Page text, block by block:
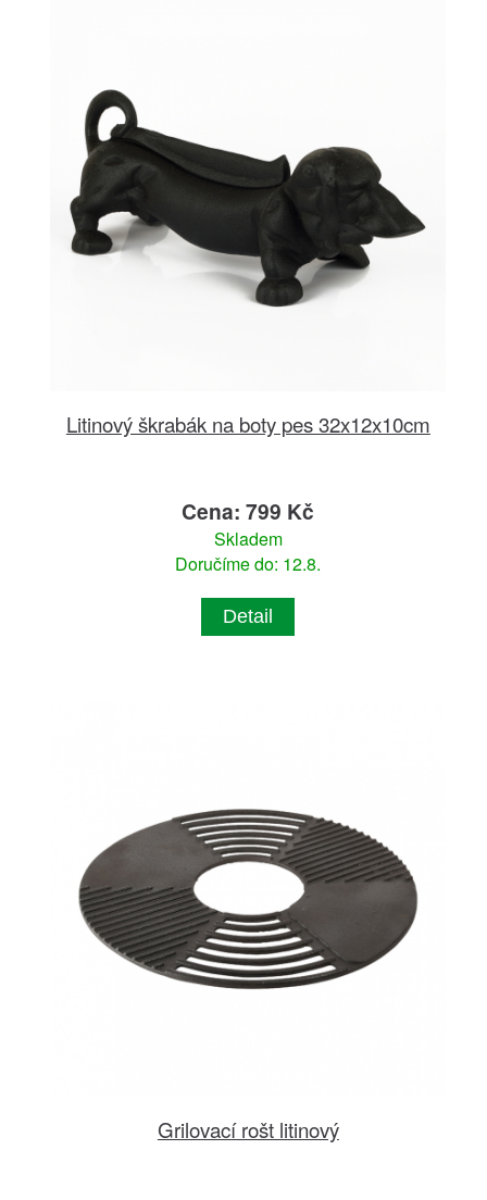
Litinový škrabák na boty pes 32x12x10cm
Cena: 799 Kč
Skladem
Doručíme do: 12.8.
Detail
Grilovací rošt litinový